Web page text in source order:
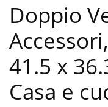
Doppio
41.5 x
Casa e